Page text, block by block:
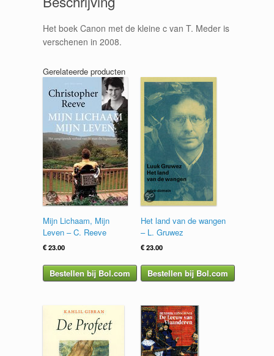
Het boek Canon met de kleine c van T. Meder is
verschenen in 2008.
Gerelateerde producten
Mijn Lichaam, Mijn
Leven – C. Reeve
€23.00
Bestellen bij Bol.com
Het land van de wangen
– L. Gruwez
€23.00
Bestellen bij Bol.com